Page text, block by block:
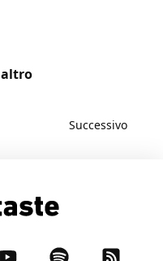
altro
Successivo